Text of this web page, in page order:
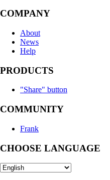
COMPANY
About
News
Help
PRODUCTS
"Share" button
COMMUNITY
Frank
CHOOSE LANGUAGE